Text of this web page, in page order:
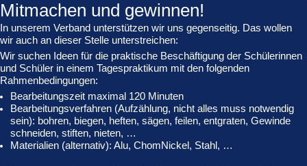
Mitmachen und gewinnen!
In unserem Verband unterstützen wir uns gegenseitig. Das wollen
wir auch an dieser Stelle unterstreichen:
Wir suchen Ideen für die praktische Beschäftigung der Schülerinnen
und Schüler in einem Tagespraktikum mit den folgenden
Rahmenbedingungen:
Bearbeitungszeit maximal 120 Minuten
Bearbeitungsverfahren (Aufzählung, nicht alles muss notwendig
sein): bohren, biegen, heften, sägen, feilen, entgraten, Gewinde
schneiden, stiften, nieten, …
Materialien (alternativ): Alu, ChomNickel, Stahl, …